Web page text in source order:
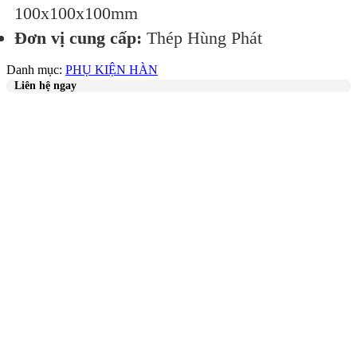
100x100x100mm
Đơn vị cung cấp: Thép Hùng Phát
Danh mục: PHỤ KIỆN HÀN
Liên hệ ngay